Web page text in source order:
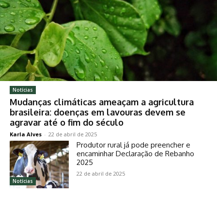
Notícias
Mudanças climáticas ameaçam a agricultura
brasileira: doenças em lavouras devem se
agravar até o fim do século
Karla Alves - 22 de abril de 2025
Notícias
Produtor rural já pode preencher e
encaminhar Declaração de Rebanho
2025
22 de abril de 2025